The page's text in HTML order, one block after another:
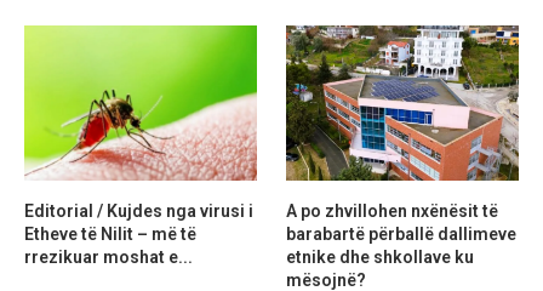
Editorial / Kujdes nga virusi i
Etheve të Nilit – më të
rrezikuar moshat e...
A po zhvillohen nxënësit të
barabartë përballë dallimeve
etnike dhe shkollave ku
mësojnë?